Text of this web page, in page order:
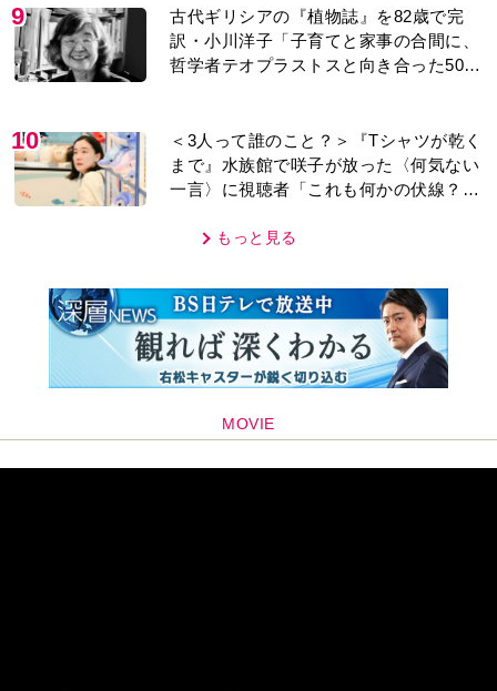
9
古代ギリシアの『植物誌』を82歳で完
訳・小川洋子「子育てと家事の合間に、
哲学者テオプラストスと向き合った50
10
＜3人って誰のこと？＞『Tシャツが乾く
まで』水族館で咲子が放った〈何気ない
一言〉に視聴者「これも何かの伏線？」
もっと見る
MOVIE